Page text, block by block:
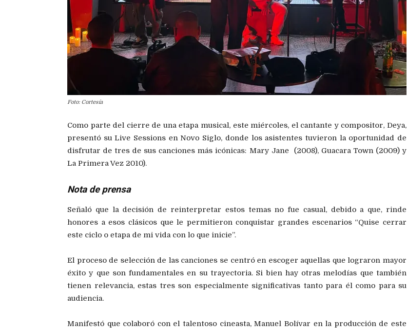
Foto: Cortesía
Como parte del cierre de una etapa musical, este miércoles, el cantante y compositor, Deya,
presentó su Live Sessions en Novo Siglo, donde los asistentes tuvieron la oportunidad de
disfrutar de tres de sus canciones más icónicas: Mary Jane (2008), Guacara Town (2009) y
La Primera Vez 2010).
Nota de prensa
Señaló que la decisión de reinterpretar estos temas no fue casual, debido a que, rinde
honores a esos clásicos que le permitieron conquistar grandes escenarios “Quise cerrar
este ciclo o etapa de mi vida con lo que inicie”.
El proceso de selección de las canciones se centró en escoger aquellas que lograron mayor
éxito y que son fundamentales en su trayectoria. Si bien hay otras melodías que también
tienen relevancia, estas tres son especialmente significativas tanto para él como para su
audiencia.
Manifestó que colaboró con el talentoso cineasta, Manuel Bolívar en la producción de este